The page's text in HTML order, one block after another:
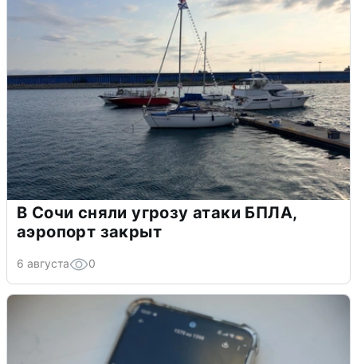
В Сочи сняли угрозу атаки БПЛА,
аэропорт закрыт
6 августа 0